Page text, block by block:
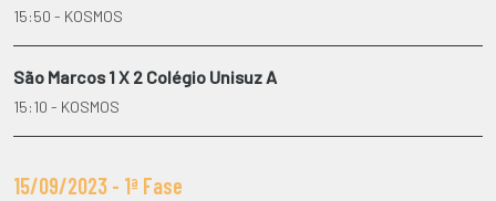
15:50 - KOSMOS
São Marcos 1 X 2 Colégio Unisuz A
15:10 - KOSMOS
15/09/2023 - 1ª Fase